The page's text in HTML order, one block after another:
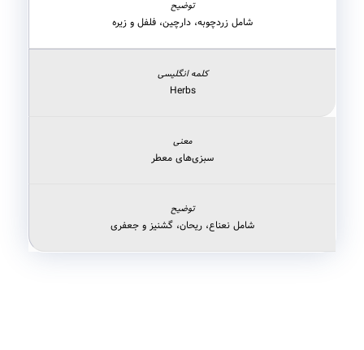
شامل زردچوبه، دارچین، فلفل و زیره
Herbs
سبزی‌های معطر
شامل نعناع، ریحان، گشنیز و جعفری